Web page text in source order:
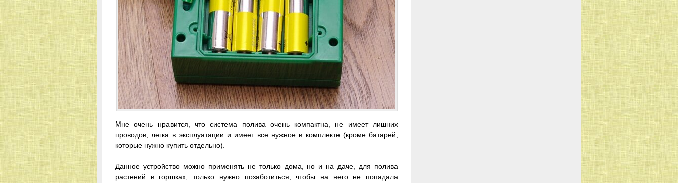
Мне очень нравится, что система полива очень компактна, не имеет лишних
проводов, легка в эксплуатации и имеет все нужное в комплекте (кроме батарей,
которые нужно купить отдельно).
Данное устройство можно применять не только дома, но и на даче, для полива
растений в горшках, только нужно позаботиться, чтобы на него не попадала